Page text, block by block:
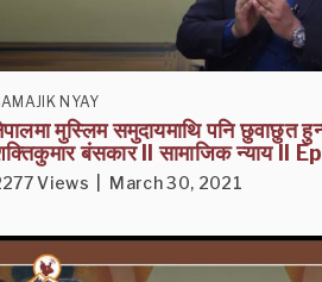
NYAY
मुस्लिम समुदायमाथि पनि छुवाछुत
बंसकार II सामाजिक न्याय II
Views | March 30, 2021